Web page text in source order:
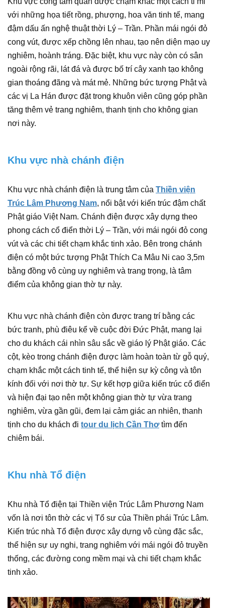
với những họa tiết rồng, phượng, hoa văn tinh tế, mang
đậm dấu ấn nghệ thuật thời Lý – Trần. Phần mái ngói đỏ
cong vút, được xếp chồng lên nhau, tạo nên diện mạo uy
nghiêm, hoành tráng. Đặc biệt, khu vực này còn có sân
ngoài rộng rãi, lát đá và được bố trí cây xanh tạo không
gian thoáng đãng và mát mẻ. Những bức tượng Phật và
các vị La Hán được đặt trong khuôn viên cũng góp phần
tăng thêm vẻ trang nghiêm, thanh tịnh cho không gian
nơi này.
Khu vực nhà chánh điện
Khu vực nhà chánh điện là trung tâm của Thiền viện
Trúc Lâm Phương Nam, nổi bật với kiến trúc đậm chất
Phật giáo Việt Nam. Chánh điện được xây dựng theo
phong cách cổ điển thời Lý – Trần, với mái ngói đỏ cong
vút và các chi tiết chạm khắc tinh xảo. Bên trong chánh
điện có một bức tượng Phật Thích Ca Mâu Ni cao 3,5m
bằng đồng vô cùng uy nghiêm và trang trọng, là tâm
điểm của không gian thờ tự này.
Khu vực nhà chánh điện còn được trang trí bằng các
bức tranh, phù điêu kể về cuộc đời Đức Phật, mang lại
cho du khách cái nhìn sâu sắc về giáo lý Phật giáo. Các
cột, kèo trong chánh điện được làm hoàn toàn từ gỗ quý,
chạm khắc một cách tinh tế, thể hiện sự kỳ công và tôn
kính đối với nơi thờ tự. Sự kết hợp giữa kiến trúc cổ điển
và hiện đại tạo nên một không gian thờ tự vừa trang
nghiêm, vừa gần gũi, đem lại cảm giác an nhiên, thanh
tịnh cho du khách đi tour du lịch Cần Thơtìm đến
chiêm bái.
Khu nhà Tổ điện
Khu nhà Tổ điện tại Thiền viện Trúc Lâm Phương Nam
vốn là nơi tôn thờ các vị Tổ sư của Thiền phái Trúc Lâm.
Kiến trúc nhà Tổ điện được xây dựng vô cùng đặc sắc,
thể hiện sự uy nghi, trang nghiêm với mái ngói đỏ truyền
thống, các đường cong mềm mại và chi tiết chạm khắc
tinh xảo.